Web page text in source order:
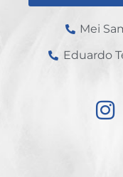
Mei
Eduardo